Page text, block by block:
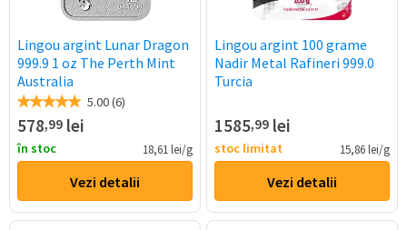
Lingou argint Lunar Dragon
999.9 1 oz The Perth Mint
Australia
5.00 (6)
578,99 lei
în stoc 18,61 lei/g
Vezi detalii
Lingou argint 100 grame
Nadir Metal Rafineri 999.0
Turcia
1585,99lei
stoc limitat 15,86 lei/g
Vezi detalii